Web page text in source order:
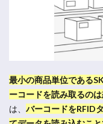
最小の商品単位である
ーコードを読み取るの
は、 バーコードをRFID